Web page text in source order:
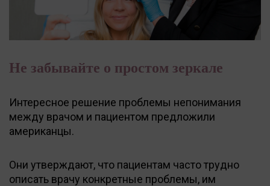
Не забывайте о простом зеркале
Интересное решение проблемы непонимания
между врачом и пациентом предложили
американцы.
Они утверждают, что пациентам часто трудно
описать врачу конкретные проблемы, им